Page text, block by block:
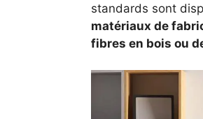
standards sont
matériaux de
fibres en bois ou